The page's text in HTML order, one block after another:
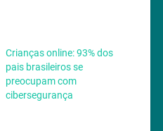
Crianças online: 93% dos
pais brasileiros se
preocupam com
cibersegurança